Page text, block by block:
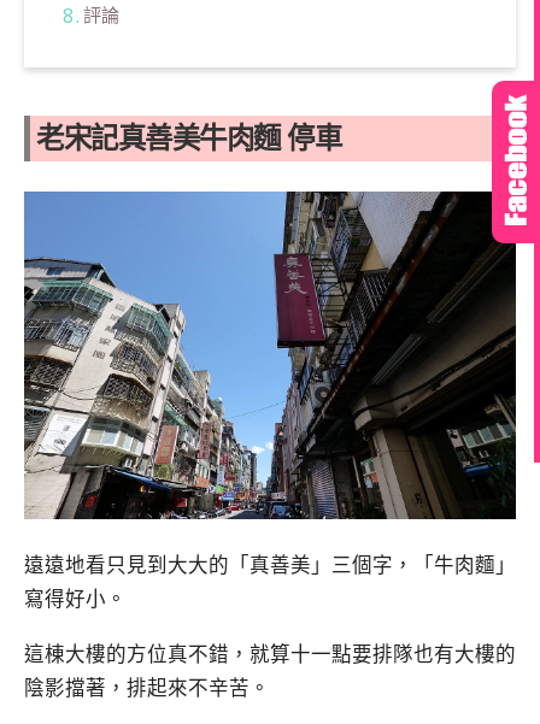
評論
老宋記真善美牛肉麵 停車
遠遠地看只見到大大的「真善美」三個字，「牛肉麵」
寫得好小。
這棟大樓的方位真不錯，就算十一點要排隊也有大樓的
陰影擋著，排起來不辛苦。